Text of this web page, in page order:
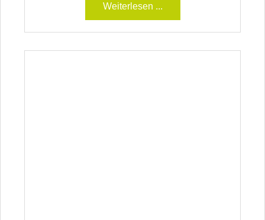
Weiterlesen ...